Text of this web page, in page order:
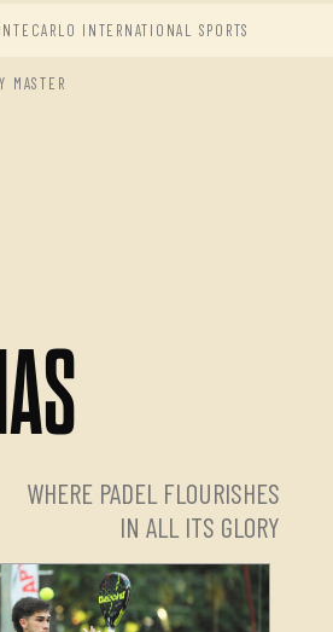
INTERNATIONAL SPORTS
MASTER
WHERE PADEL FLOURISHES
IN ALL ITS GLORY